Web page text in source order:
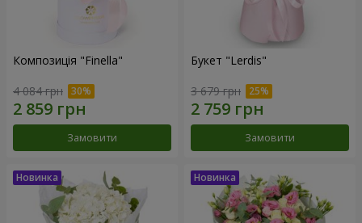
Композиція "Finella"
4 084 грн
Замовити
Букет "Lerdis"
3 679 грн
Замовити